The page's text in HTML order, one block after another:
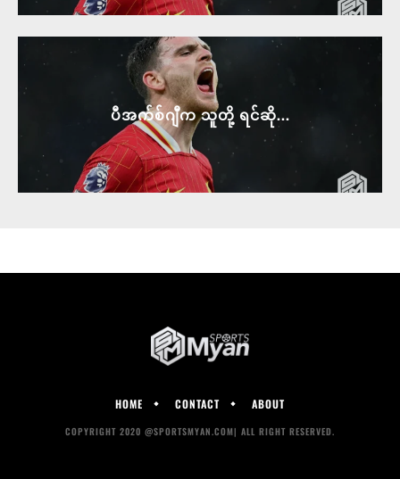
ပီအက်စ်ဂျီက သူတို့ ရင်ဆို...
HOME CONTACT ABOUT
COPYRIGHT 2020 @SPORTSMYAN.COM| ALL RIGHT RESERVED.